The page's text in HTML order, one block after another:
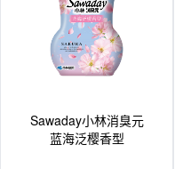
Sawaday小林消臭元
蓝海泛樱香型